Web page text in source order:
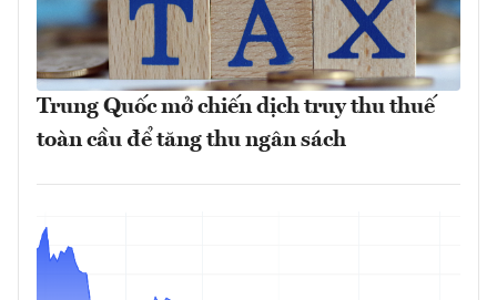
Trung Quốc mở chiến dịch truy thu thuế
toàn cầu để tăng thu ngân sách